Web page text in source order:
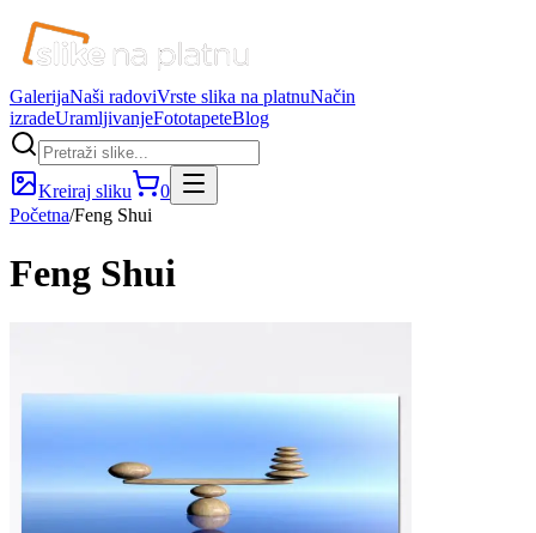
GalerijaNaši radoviVrste slika na platnuNačin
izradeUramljivanjeFototapeteBlog
Kreiraj sliku
0
Početna/Feng Shui
Feng Shui